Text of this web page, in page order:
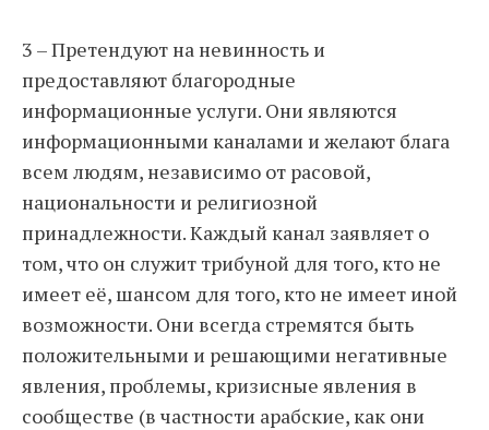
3 – Претендуют на невинность и
предоставляют благородные
информационные услуги. Они являются
информационными каналами и желают блага
всем людям, независимо от расовой,
национальности и религиозной
принадлежности. Каждый канал заявляет о
том, что он служит трибуной для того, кто не
имеет её, шансом для того, кто не имеет иной
возможности. Они всегда стремятся быть
положительными и решающими негативные
явления, проблемы, кризисные явления в
сообществе (в частности арабские, как они